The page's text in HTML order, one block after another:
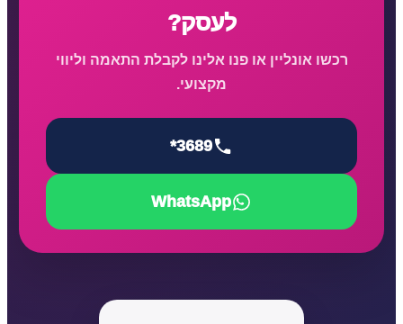
לעסק?
רכשו אונליין או פנו אלינו לקבלת התאמה וליווי
מקצועי.
*3689
WhatsApp